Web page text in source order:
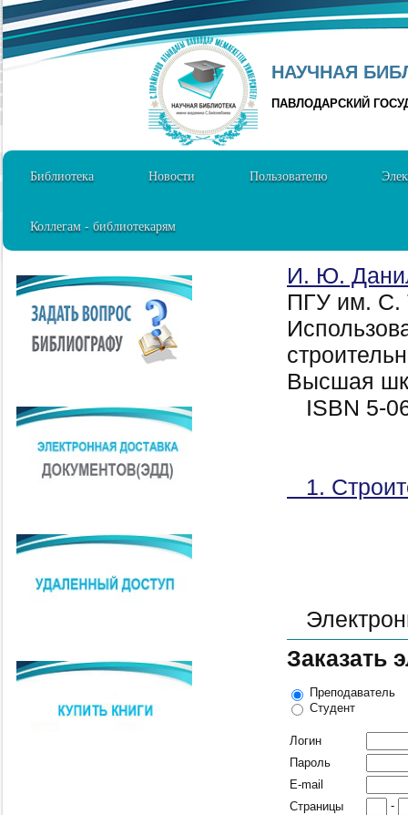
НАУЧНАЯ
ПАВЛОДАРСКИЙ
Библиотека Новости Пользователю
Коллегам - библиотекарям
И. Ю.
ПГУ им. С.
Высшая
ISBN 5-
1.
Заказать
Преподаватель
Студент
Логин
Пароль
E-mail
Страницы
-